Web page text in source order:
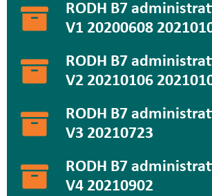
RODH B7
V1 20200608
RODH B7
V2 20210106
RODH B7
V3 20210723
RODH B7
V4 20210902